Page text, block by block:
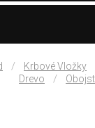
/ Krbové Vložky
Drevo
/